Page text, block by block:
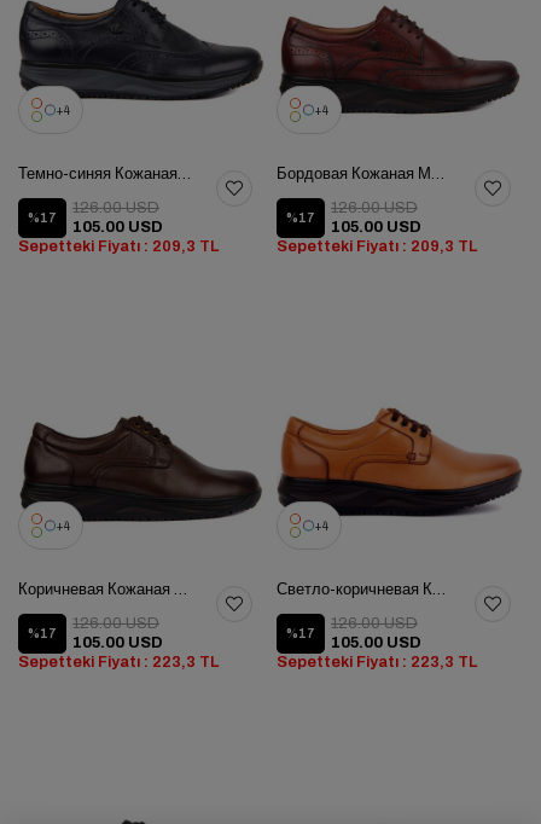
4
Темно-синяя Кожаная Мужская Обувь
%17
105.00 USD
126.00 USD
Sepetteki Fiyatı : 209,3 TL
4
Бордовая Кожаная Мужская Обувь
%17
105.00 USD
126.00 USD
Sepetteki Fiyatı : 209,3 TL
4
Коричневая Кожаная Мужская Обувь
%17
105.00 USD
126.00 USD
Sepetteki Fiyatı : 223,3 TL
4
Светло-коричневая Кожаная Мужская Обувь
%17
105.00 USD
126.00 USD
Sepetteki Fiyatı : 223,3 TL